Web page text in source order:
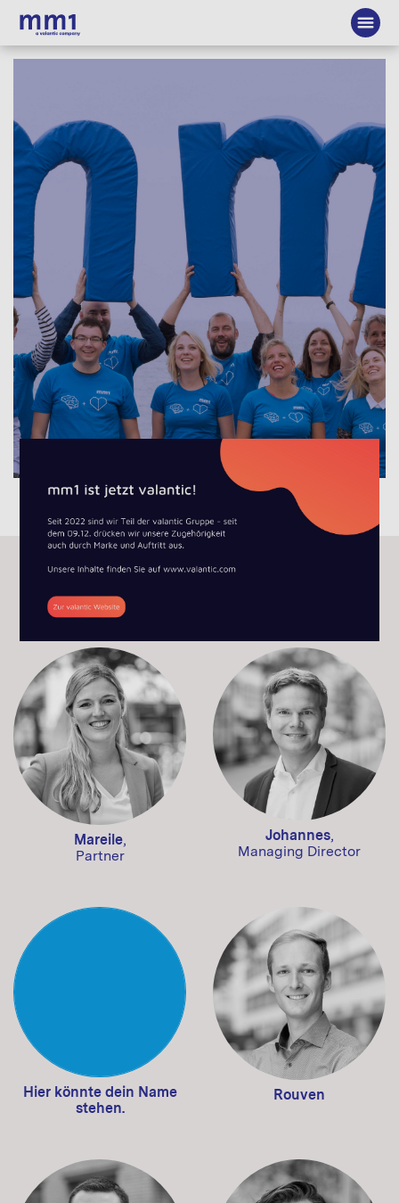
Mareile,
Partner
Johannes,
Managing Director
Hier könnte dein Name
stehen.
Rouven